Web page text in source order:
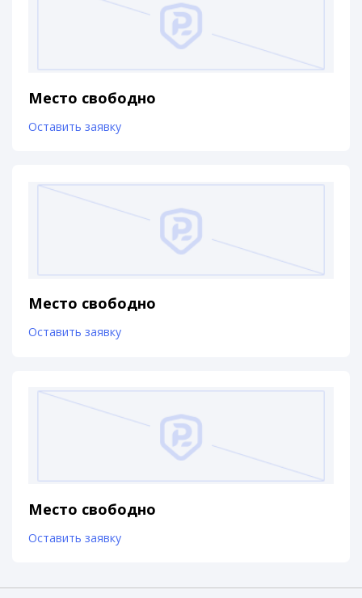
Место свободно
Оставить заявку
Место свободно
Оставить заявку
Место свободно
Оставить заявку